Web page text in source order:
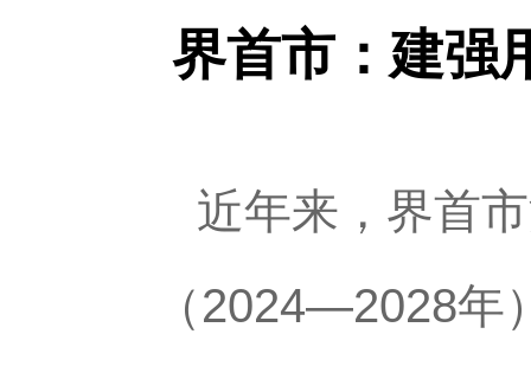
界首市：建强
近年来，界首
（2024—2028年